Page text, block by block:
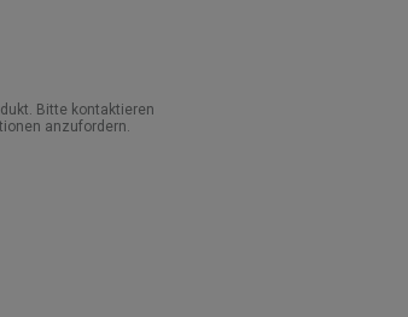
Bitte kontaktieren
anzufordern.